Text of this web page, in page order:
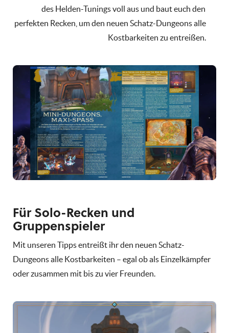
des Helden-Tunings voll aus und baut euch den
perfekten Recken, um den neuen Schatz-Dungeons alle
Kostbarkeiten zu entreißen.
Für Solo-Recken und
Gruppenspieler
Mit unseren Tipps entreißt ihr den neuen Schatz-
Dungeons alle Kostbarkeiten – egal ob als Einzelkämpfer
oder zusammen mit bis zu vier Freunden.